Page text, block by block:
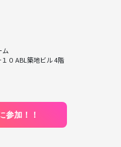
ム
０ ABL築地ビル 4階
参加！！